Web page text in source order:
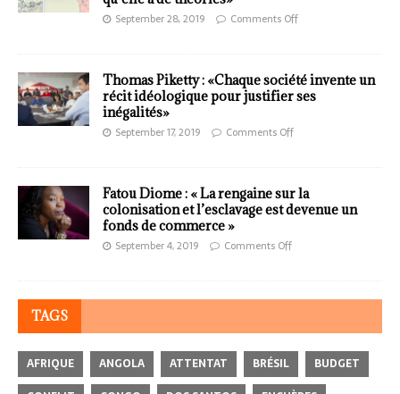
September 28, 2019 Comments Off
Thomas Piketty : «Chaque société invente un
récit idéologique pour justifier ses
inégalités»
September 17, 2019 Comments Off
Fatou Diome : « La rengaine sur la
colonisation et l’esclavage est devenue un
fonds de commerce »
September 4, 2019 Comments Off
TAGS
AFRIQUE ANGOLA ATTENTAT BRÉSIL
BUDGET